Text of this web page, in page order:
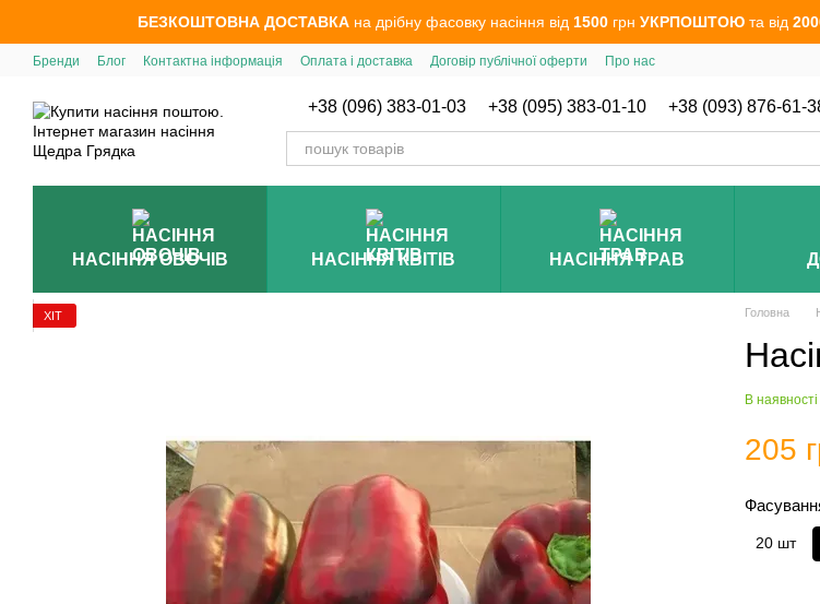
Перейти до основного контентуБЕЗКОШТОВНА ДОСТАВКА на дрібну фасовку насіння від 1500грн УКРПОШТОЮта від
Бренди Блог Контактна інформація Оплата і доставка Договір публічної оферти Про нас
+38 (096) 383-01-03 +38 (095) 383-01-10 +38 (093) 876-61-
НАСІННЯ ОВОЧІВ НАСІННЯ КВІТІВ НАСІННЯ ТРАВ
ХІТ Головна
В наявності
205
20 шт